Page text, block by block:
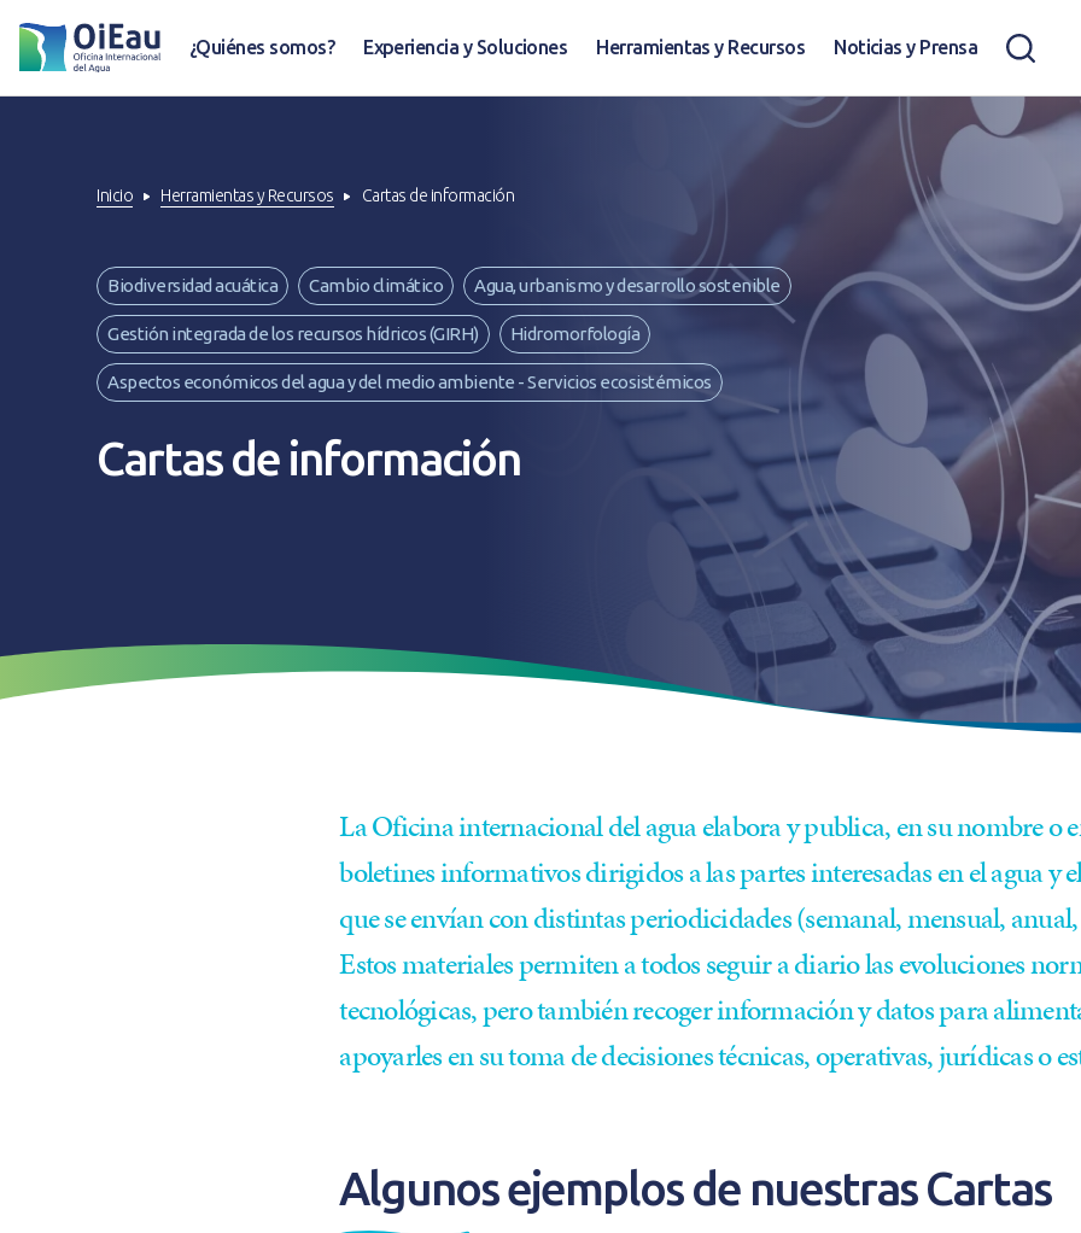
¿Quiénes somos? Experiencia y Soluciones Herramientas y Recursos Noticias y Prensa
Inicio Herramientas y Recursos Cartas de información
Biodiversidad acuática Cambio climático Agua, urbanismo y desarrollo sostenible
Gestión integrada de los recursos hídricos (GIRH) Hidromorfología
Aspectos económicos del agua y del medio ambiente - Servicios ecosistémicos
Cartas de información
La Oficina internacional del agua elabora y publica, en su nombre o
boletines informativos dirigidos a las partes interesadas en el agua y
que se envían con distintas periodicidades (semanal, mensual,
Estos materiales permiten a todos seguir a diario las evoluciones
tecnológicas, pero también recoger información y datos para
apoyarles en su toma de decisiones técnicas, operativas, jurídicas o
Algunos ejemplos de nuestras Cartas